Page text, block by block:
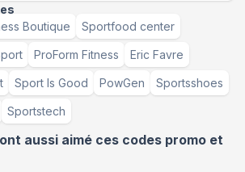
Boutique Sportfood center
ProForm Fitness Eric Favre
Sport Is Good PowGen Sportsshoes
Sportstech
aussi aimé ces codes promo et